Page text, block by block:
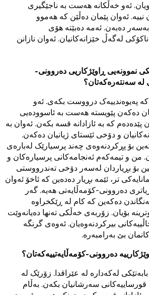
ئەو خەڵکانە هەست بە ناجێگیری
ئەوان پێمان دەڵێن کە هەموو
دەبەن. ئەمە دەبێتە هۆی
لەگەڵ خێزانەکانیان. ئەوان نازانن
نموونەیی ڕاوێژکاریی دەروونی-
لە سەنتەرەکەتان؟
پەیوەندییەک درووست بکەی. ئەو
دەکەن پێویستە هەست بە ئاسوودەیی
پێدەدەم کە بە ئازادانە قسە بکەن. ئەوان بە
و دۆخی ئێستای ژیانیان دەکەن.
بۆ پڕکردنەوەی چەند پرسیارێک لەبارەی
من و تیمەکەم ئەنجامەکانی پرسیارەکان و
بۆ بڕیاردان لەسەر دۆخی تەندرووستی
تر، ئێمە بڕیار دەدەین کە ئاخۆ ئەوان
دەروونی-کۆمەڵایەتی هەیە. گەر
دەکەین کە کام لە ڕێکخراوە
بۆیان. زۆربەی خەڵکی تەنها دەیانەوێت
بیرکردنەوەیان. ئەوەی گرنگە
بێ بەرامبەرە.
دەروونی-کۆمەڵایەتییەکەتان؟
لەکەدارە لە عێراقدا. زۆرێک لە
سەرشانیان بکەن. بەڵام